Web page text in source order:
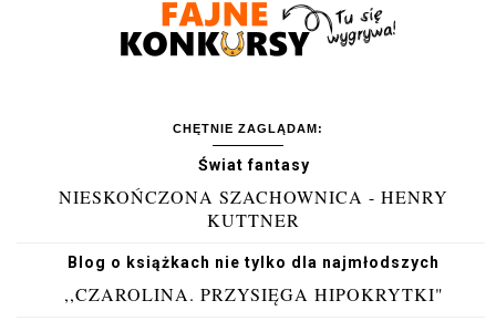
CHĘTNIE ZAGLĄDAM:
Świat fantasy
NIESKOŃCZONA SZACHOWNICA - HENRY
KUTTNER
Blog o książkach nie tylko dla najmłodszych
,,CZAROLINA. PRZYSIĘGA HIPOKRYTKI"